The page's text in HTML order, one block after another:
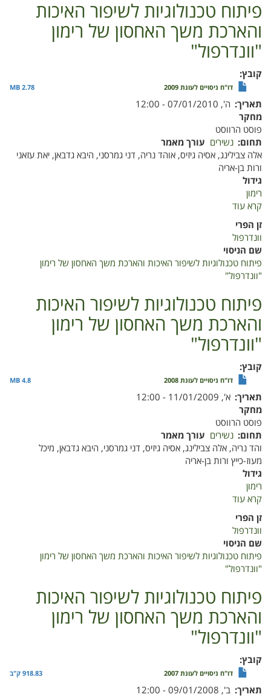
פיתוח טכנולוגיות לשיפור האיכות
והארכת משך האחסון של רימון
"וונדרפול"
קובץ
דו"ח ניסויים לעונת 2009 2.78 MB
תאריך ה', 07/01/2010 - 12:00
מחקר
פוסט הרווסט
תחום נשירים עורך מאמר
אלה צבילינג, אסיה גיזיס, אוהד נריה, דני גמרסני, היבא גדבאן, יאת עזאני
ורות בן-אריה
גידול
רימון
קרא עוד
האיכות
והארכת
משך
של
רימון
"וונדרפול"
זן הפרי
וונדרפול
שם הניסוי
פיתוח טכנולוגיות לשיפור האיכות והארכת משך האחסון של רימון
"וונדרפול"
פיתוח טכנולוגיות לשיפור האיכות
והארכת משך האחסון של רימון
"וונדרפול"
קובץ
דו"ח ניסויים לעונת 2008 4.8 MB
תאריך א', 11/01/2009 - 12:00
מחקר
פוסט הרווסט
תחום נשירים עורך מאמר
והד נריה, אלה צבילינג, אסיה גיזיס, דני גמרסני, היבא גדבאן, מיכל
מעוז-כייץ ורות בן-אריה
גידול
רימון
קרא עוד
האיכות
והארכת
משך
של
רימון
"וונדרפול"
זן הפרי
וונדרפול
שם הניסוי
פיתוח טכנולוגיות לשיפור האיכות והארכת משך האחסון של רימון
"וונדרפול"
פיתוח טכנולוגיות לשיפור האיכות
והארכת משך האחסון של רימון
"וונדרפול"
קובץ
דו"ח ניסויים לעונת 2007 918.83 ק"ב
תאריך ב', 09/01/2008 - 12:00